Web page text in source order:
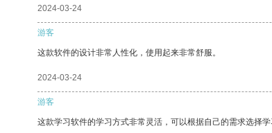
2024-03-24
游客
这款软件的设计非常人性化，使用起来非常舒服。
2024-03-24
游客
这款学习软件的学习方式非常灵活，可以根据自己的需求选择